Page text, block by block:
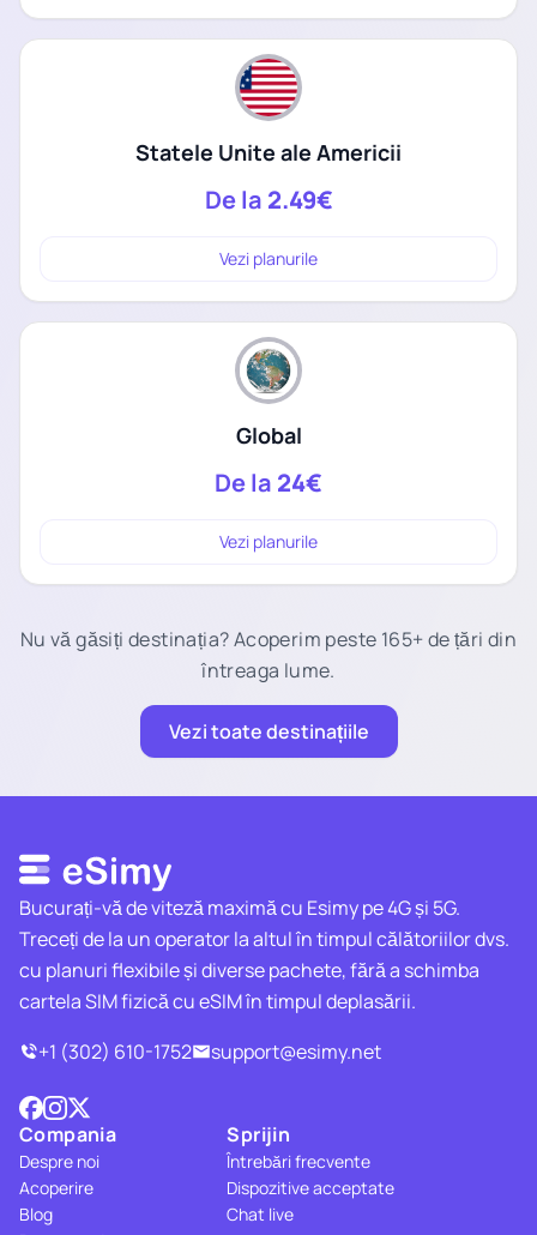
Statele Unite ale Americii
De la 2.49€
Vezi planurile
Global
De la 24€
Vezi planurile
Nu vă găsiți destinația? Acoperim peste 165+ de țări din
întreaga lume.
Vezi toate destinațiile
Bucurați-vă de viteză maximă cu Esimy pe 4G și 5G.
Treceți de la un operator la altul în timpul călătoriilor dvs.
cu planuri flexibile și diverse pachete, fără a schimba
cartela SIM fizică cu eSIM în timpul deplasării.
+1 (302) 610-1752
support@esimy.net
Compania
Despre noi
Acoperire
Blog
Sprijin
Întrebări frecvente
Dispozitive acceptate
Chat live